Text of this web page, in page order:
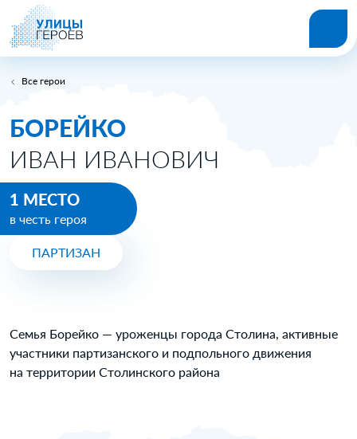
Все герои
БОРЕЙКО
ИВАН ИВАНОВИЧ
1 МЕСТО
в честь героя
ПАРТИЗАН
Семья Борейко — уроженцы города Столина, активные
участники партизанского и подпольного движения
на территории Столинского района